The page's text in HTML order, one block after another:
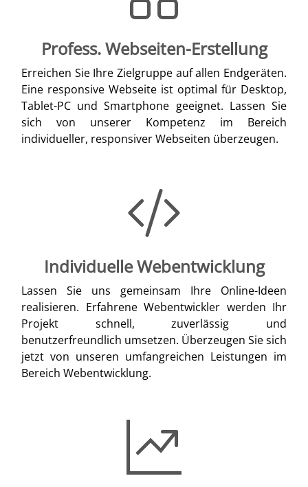
Profess. Webseiten-Erstellung
Erreichen Sie Ihre Zielgruppe auf allen Endgeräten.
Eine responsive Webseite ist optimal für Desktop,
Tablet-PC und Smartphone geeignet. Lassen Sie
sich von unserer Kompetenz im Bereich
individueller, responsiver Webseiten überzeugen.
Individuelle Webentwicklung
Lassen Sie uns gemeinsam Ihre Online-Ideen
realisieren. Erfahrene Webentwickler werden Ihr
Projekt schnell, zuverlässig und
benutzerfreundlich umsetzen. Überzeugen Sie sich
jetzt von unseren umfangreichen Leistungen im
Bereich Webentwicklung.